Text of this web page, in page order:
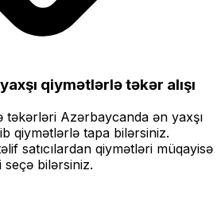
qiymətlərlətəkər alışı
təkərləri Azərbaycanda ən yaxşı
qiymətlərlə tapa bilərsiniz.
satıcılardan qiymətləri müqayisə
seçə bilərsiniz.